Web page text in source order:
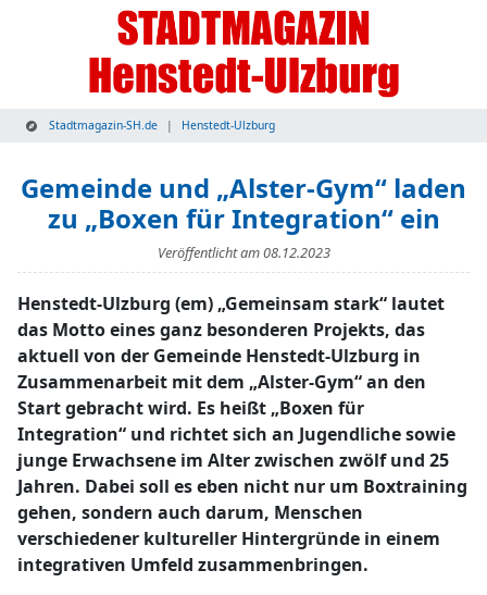
Stadtmagazin-SH.de Henstedt-Ulzburg
Gemeinde und „Alster-Gym“ laden
zu „Boxen für Integration“ ein
Veröffentlicht am08.12.2023
Henstedt-Ulzburg (em) „Gemeinsam stark“ lautet
das Motto eines ganz besonderen Projekts, das
aktuell von der Gemeinde Henstedt-Ulzburg in
Zusammenarbeit mit dem „Alster-Gym“ an den
Start gebracht wird. Es heißt „Boxen für
Integration“ und richtet sich an Jugendliche sowie
junge Erwachsene im Alter zwischen zwölf und 25
Jahren. Dabei soll es eben nicht nur um Boxtraining
gehen, sondern auch darum, Menschen
verschiedener kultureller Hintergründe in einem
integrativen Umfeld zusammenbringen.